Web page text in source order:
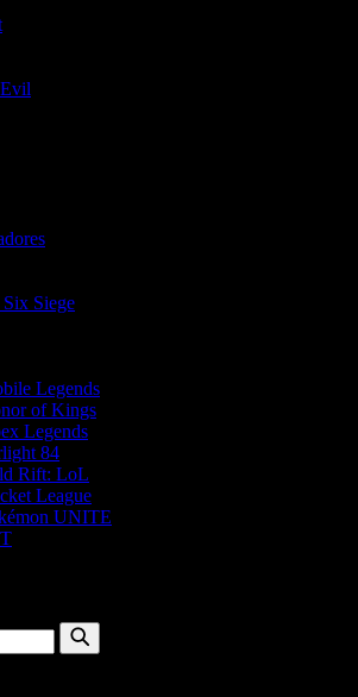
Siege
Legends
of Kings
Legends
84
Rift: LoL
League
UNITE
Buscar